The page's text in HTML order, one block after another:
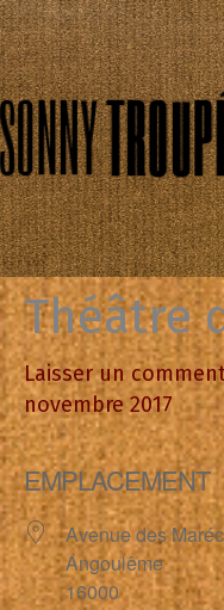
Aller
au
contenu
Théâtre
Laisser un
novembre 2017
EMPLACEMENT
Avenue des
Angoulême
16000